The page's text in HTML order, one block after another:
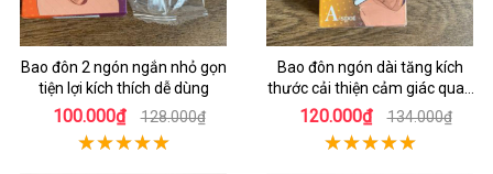
Bao đôn 2 ngón ngắn nhỏ gọn
tiện lợi kích thích dễ dùng
100.000₫ 128.000₫
Bao đôn ngón dài tăng kích
thước cải thiện cảm giác quan
hệ
120.000₫ 134.000₫